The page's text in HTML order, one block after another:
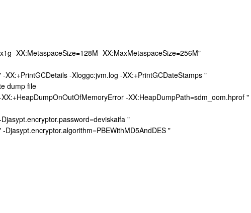
-XX:MetaspaceSize=128M -XX:MaxMetaspaceSize=256M"
XX:+PrintGCDetails -Xloggc:jvm.log -XX:+PrintGCDateStamps "
dump file
-XX:HeapDumpPath=sdm_oom.hprof "
"
Djasypt.encryptor.algorithm=PBEWithMD5AndDES "